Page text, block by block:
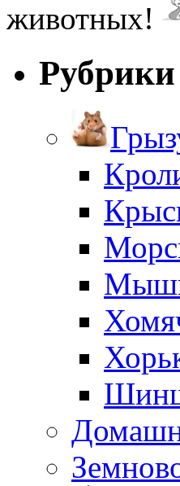
животных!
Рубрики